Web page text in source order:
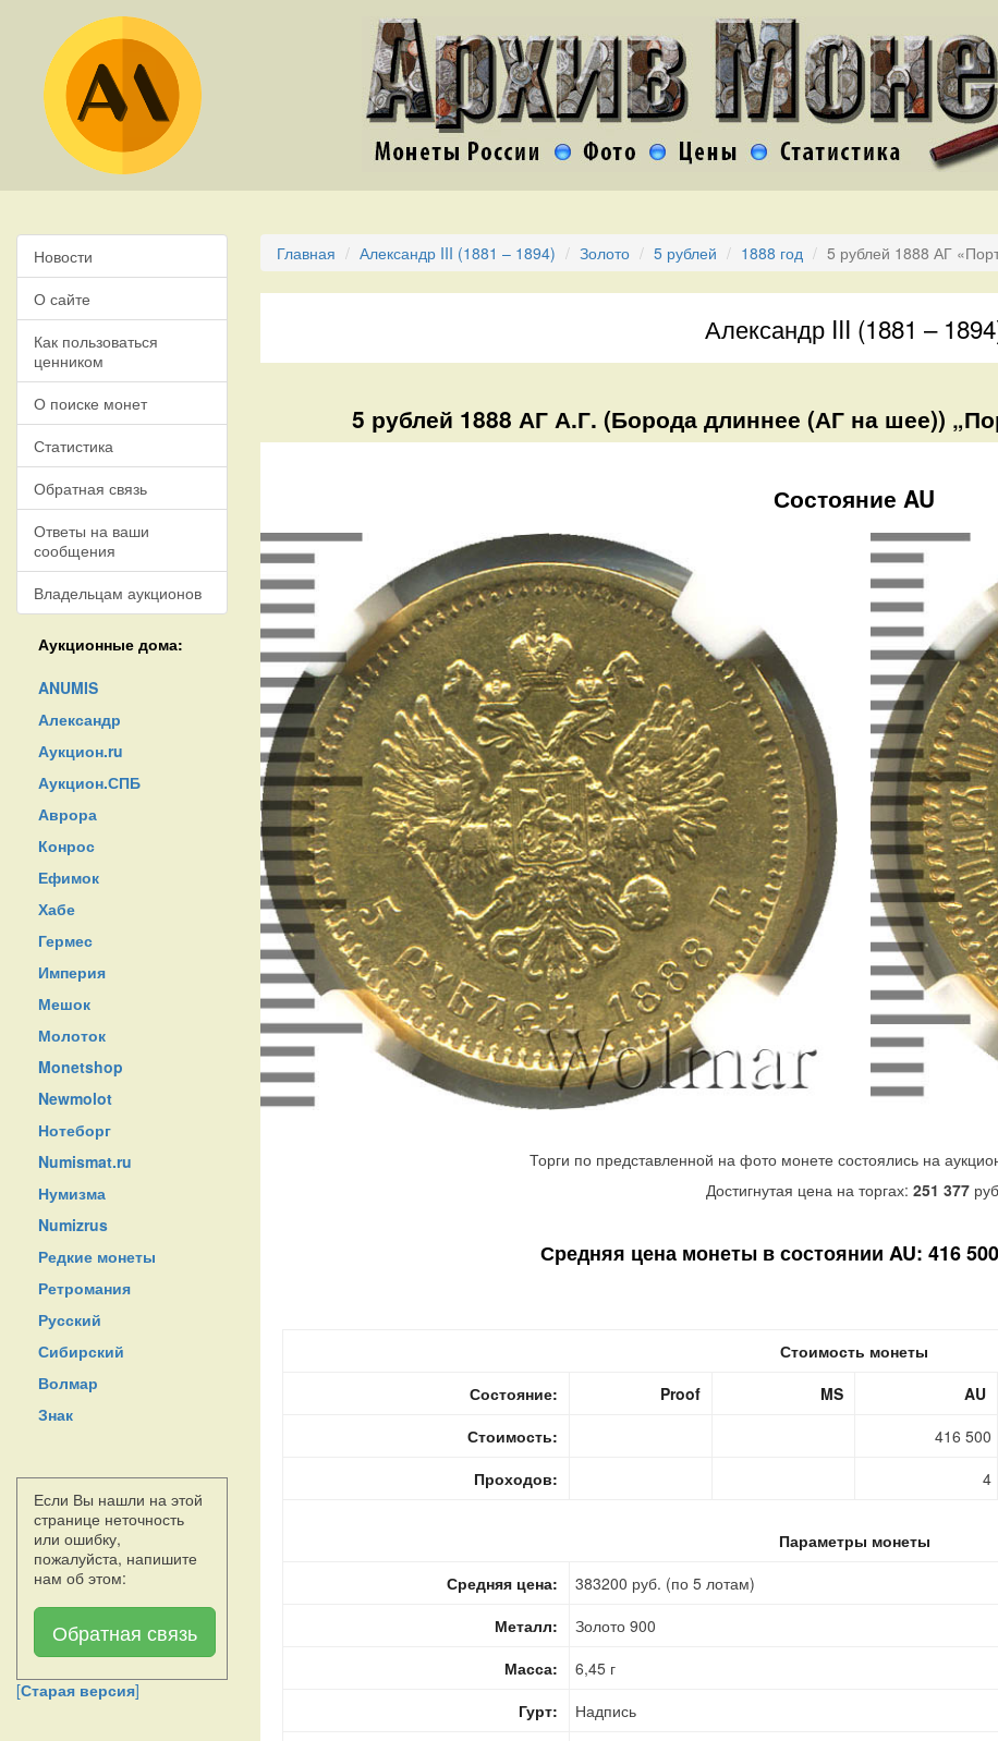
Новости
О сайте
Как пользоваться
ценником
О поиске монет
Статистика
Обратная связь
Ответы на ваши
сообщения
Владельцам аукционов
Аукционные дома:
ANUMIS
Александр
Аукцион.ru
Аукцион.СПБ
Аврора
Конрос
Ефимок
Хабе
Гермес
Империя
Мешок
Молоток
Monetshop
Newmolot
Нотеборг
Numismat.ru
Нумизма
Numizrus
Редкие монеты
Ретромания
Русский
Сибирский
Волмар
Знак
Если Вы нашли на этой
странице неточность
или ошибку,
пожалуйста, напишите
нам об этом:
Обратная связь
[Старая версия]
Главная Александр III (1881 – 1894) Золото 5 рублей 1888 год 5 рублей 1888 АГ
Александр III (1881 –
5 рублей 1888 АГ А.Г. (Борода длиннее (АГ на шее))
Состояние AU
Торги по представленной на фото монете состоялись на
Достигнутая цена на торгах: 251 377
Средняя цена монеты в состоянии AU: 416
Стоимость монеты
Состояние:
Proof MS AU
Стоимость:
416 500
Проходов:
4
Параметры монеты
Средняя цена:
383200 руб. (по 5 лотам)
Металл:
Золото 900
Масса:
6,45 г
Гурт:
Надпись